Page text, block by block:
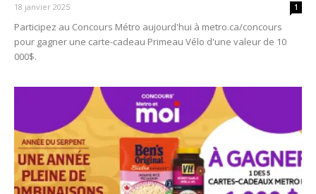
18 janvier 2025 1
Participez au Concours Métro aujourd'hui à metro.ca/concours
pour gagner une carte-cadeau Primeau Vélo d'une valeur de 10
000$.